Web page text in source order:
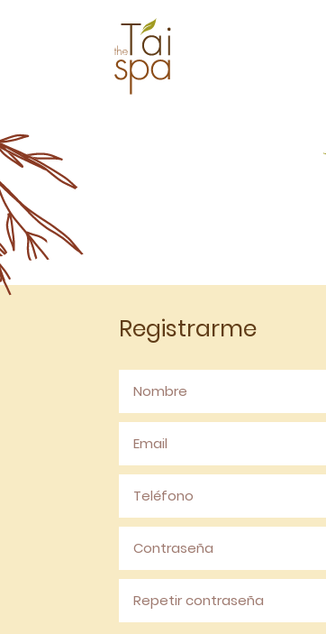
Registrarme